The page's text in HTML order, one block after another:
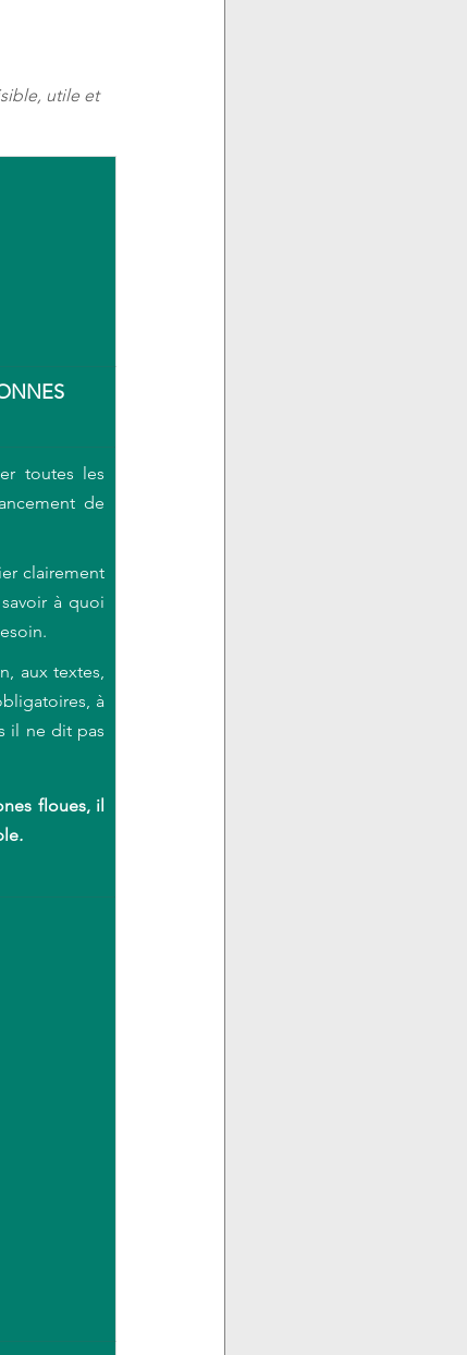
utile et
toutes les
de
clairement
à quoi
.
aux textes,
à
il ne dit pas
floues, il
.